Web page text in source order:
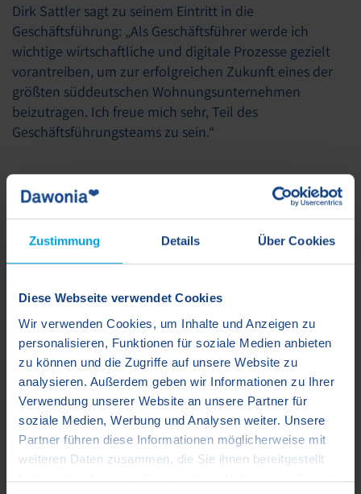
Zustimmung Details Über Cookies
Diese Webseite verwendet Cookies
Wir verwenden Cookies, um Inhalte und Anzeigen zu
personalisieren, Funktionen für soziale Medien anbieten
zu können und die Zugriffe auf unsere Website zu
analysieren. Außerdem geben wir Informationen zu Ihrer
Verwendung unserer Website an unsere Partner für
soziale Medien, Werbung und Analysen weiter. Unsere
Partner führen diese Informationen möglicherweise mit
weiteren Daten zusammen, die Sie ihnen bereitgestellt
haben oder die sie im Rahmen Ihrer Nutzung der Dienste
Dirk Sattler sagt zu seinem Eintritt in die
Geschäftsführung: „Als Geschäftsführer werde ich
wichtige wirtschaftliche und digitale Prozesse gezielt
vorantreiben, um zur erfolgreichen Zukunft eines der
größten süddeutschen Wohnungsunternehmen
beizutragen. Ich freue mich sehr, Teil des
Geschäftsführungsteams zu sein.“
Zurück zur Übersicht